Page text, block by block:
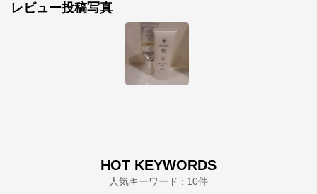
レビュー投稿写真
HOT KEYWORDS
人気キーワード : 10件
米肌
公式ECサイト
ーセーグループが展開する商品情報をはじめ、キャン
ペーン情報や毎日の美活動に役立つ情報をお届け。ま
た、コーセー商品をご購入いただくことができます。